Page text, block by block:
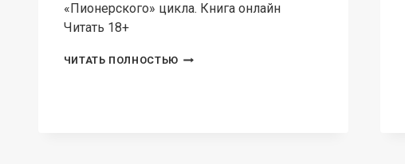
«Пионерского» цикла. Книга онлайн
Читать 18+
ЧИТАТЬ ПОЛНОСТЬЮ САМЫЙ